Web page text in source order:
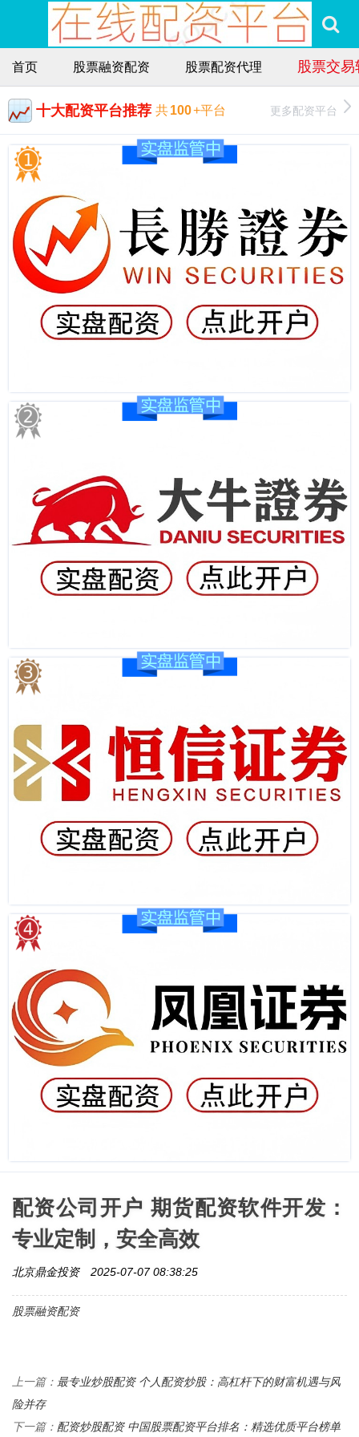
首页 股票融资配资 股票配资代理 股票交
十大配资平台推荐 共100+平台 更多配资平台
配资公司开户 期货配资软件开发：
专业定制，安全高效
北京鼎金投资 2025-07-07 08:38:25
股票融资配资
上一篇： 最专业炒股配资 个人配资炒股：高杠杆下的财富机遇与风
险并存
下一篇： 配资炒股配资 中国股票配资平台排名：精选优质平台榜单